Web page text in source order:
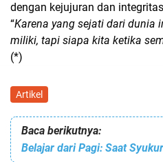
dengan kejujuran dan
“Karena yang sejati dari dunia
miliki, tapi siapa kita ketika
(*)
Artikel
Baca berikutnya:
Belajar dari Pagi: Saat